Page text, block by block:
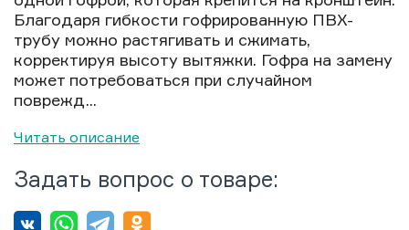
Благодаря гибкости гофрированную ПВХ-
трубу можно растягивать и сжимать,
корректируя высоту вытяжки. Гофра на замену
может потребоваться при случайном
поврежд...
Читать описание
Задать вопрос о товаре: